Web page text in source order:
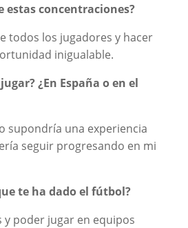
estas concentraciones?
todos los jugadores y hacer
inigualable.
¿En España o en el
supondría una experiencia
seguir progresando en mi
te ha dado el fútbol?
y poder jugar en equipos